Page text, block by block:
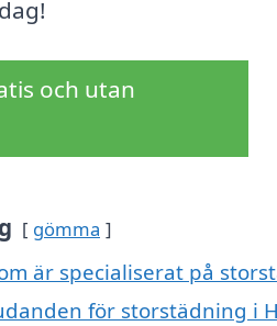
och utan
gömma
är specialiserat på
för storstädning i